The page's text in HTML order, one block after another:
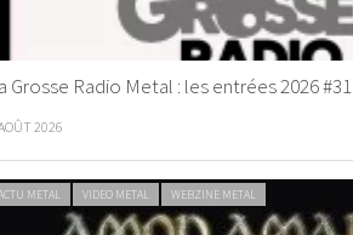
Grosse Radio Metal : les entrées 2026
2026
METAL VIDEO METAL WEBZINE METAL